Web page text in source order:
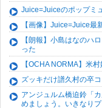
Juice=Juiceのポップミ
【画像】
【朗報】小島はなのハ
った
【OCHA NORMA】米
ズッキだけ譜久村の卒
アンジュルム橋迫鈴「
めましょう。いきなり